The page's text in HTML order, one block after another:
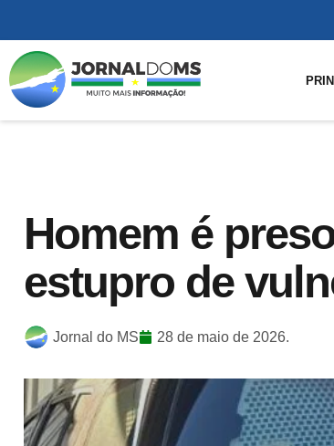
Homem é
estupro de
Jornal do MS 28 de maio de 2026.